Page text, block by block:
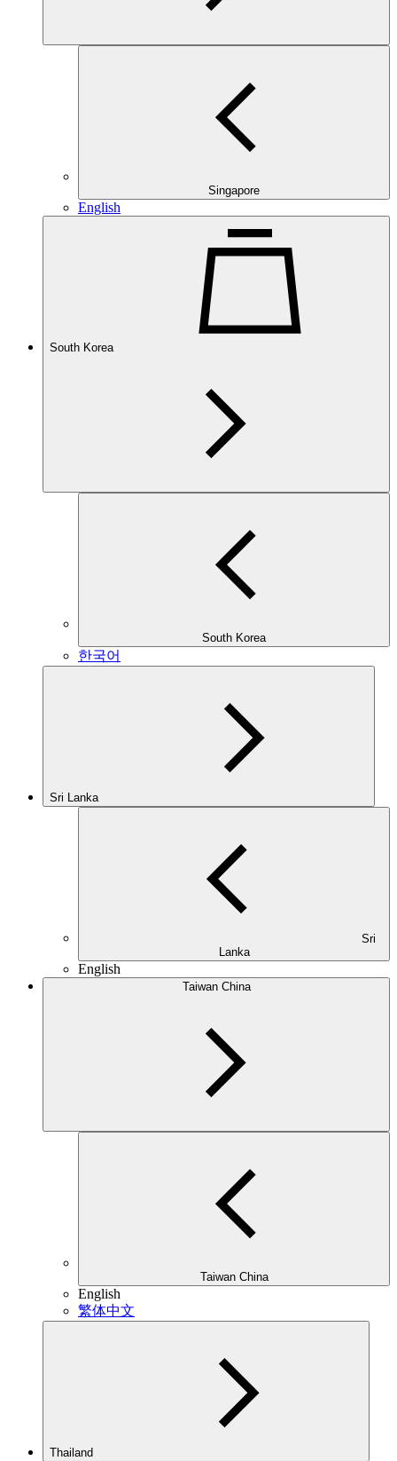
Singapore
English
South Korea
South Korea
한국어
Sri Lanka
Lanka
English
Taiwan China
Taiwan China
English
繁体中文
Thailand